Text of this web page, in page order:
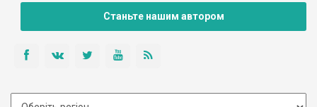
Станьте нашим автором